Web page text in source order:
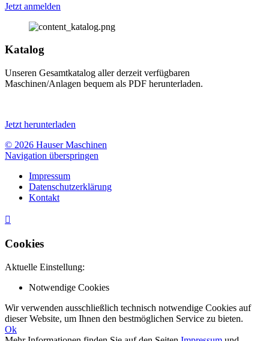
Jetzt anmelden
Katalog
Unseren Gesamtkatalog aller derzeit verfügbaren
Maschinen/Anlagen bequem als PDF herunterladen.
Jetzt herunterladen
© 2026 Hauser Maschinen
Navigation überspringen
Impressum
Datenschutzerklärung
Kontakt

Cookies
Aktuelle Einstellung:
Notwendige Cookies
Wir verwenden ausschließlich technisch notwendige Cookies auf
dieser Website, um Ihnen den bestmöglichen Service zu bieten.
Ok